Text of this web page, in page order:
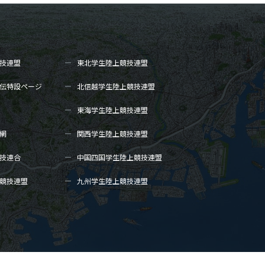
連盟 東北学生陸上競技連盟
特設ページ 北信越学生陸上競技連盟
東海学生陸上競技連盟
関西学生陸上競技連盟
連合 中国四国学生陸上競技連盟
技連盟 九州学生陸上競技連盟